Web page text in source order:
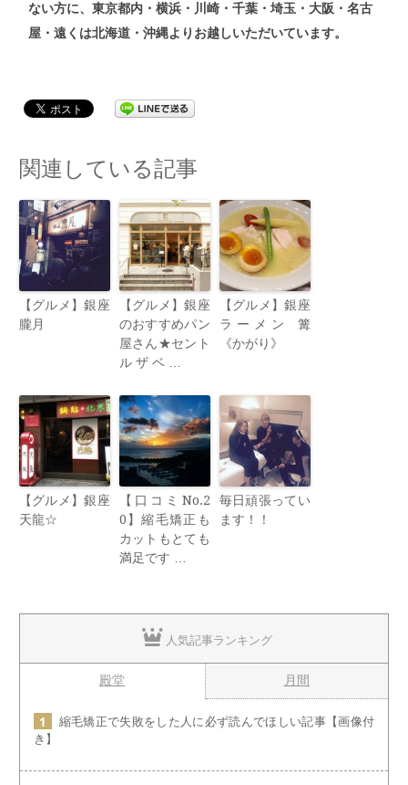
ない方に、東京都内・横浜・川崎・千葉・埼玉・大阪・名古
屋・遠くは北海道・沖縄よりお越しいただいています。
関連している記事
【グルメ】銀座
朧月
【グルメ】銀座
のおすすめパン
屋さん★セント
ル ザ ベ …
【グルメ】銀座
ラーメン 篝
《かがり》
【グルメ】銀座
天龍☆
【口コミNo.2
0】縮毛矯正も
カットもとても
満足です …
毎日頑張ってい
ます！！
人気記事ランキング
殿堂 月間
縮毛矯正で失敗をした人に必ず読んでほしい記事【画像付
き】